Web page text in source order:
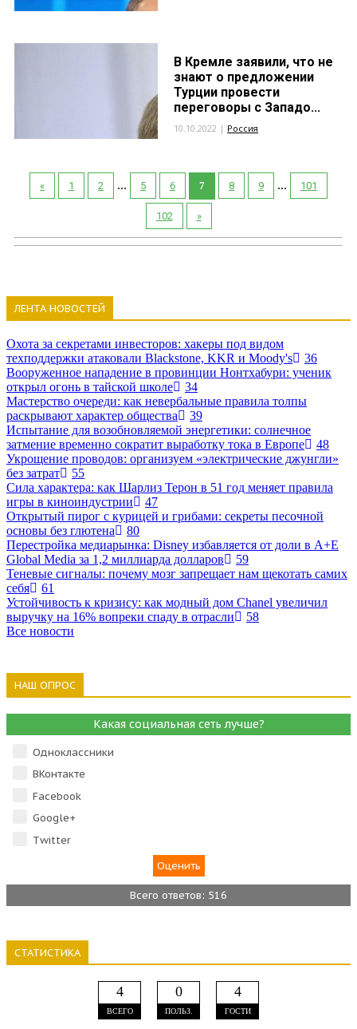
В Кремле заявили, что не
знают о предложении
Турции провести
переговоры с Западо...
10.10.2022 | Россия
« 1 2 ... 5 6 7 8 9 ... 101
102 »
ЛЕНТА НОВОСТЕЙ
Охота за секретами инвесторов: хакеры под видом
техподдержки атаковали Blackstone, KKR и Moody's
36
Вооруженное нападение в провинции Нонтхабури: ученик
открыл огонь в тайской школе
34
Мастерство очереди: как невербальные правила толпы
раскрывают характер общества
39
Испытание для возобновляемой энергетики: солнечное
затмение временно сократит выработку тока в Европе
48
Укрощение проводов: организуем «электрические джунгли»
без затрат
55
Сила характера: как Шарлиз Терон в 51 год меняет правила
игры в киноиндустрии
47
Открытый пирог с курицей и грибами: секреты песочной
основы без глютена
80
Перестройка медиарынка: Disney избавляется от доли в A+E
Global Media за 1,2 миллиарда долларов
59
Теневые сигналы: почему мозг запрещает нам щекотать самих
себя
61
Устойчивость к кризису: как модный дом Chanel увеличил
выручку на 16% вопреки спаду в отрасли
58
Все новости
НАШ ОПРОС
Какая социальная сеть лучше?
Одноклассники
ВКонтакте
Facebook
Google+
Тwitter
Всего ответов: 516
СТАТИСТИКА
4
ВСЕГО
0
ПОЛЬЗ.
4
ГОСТИ